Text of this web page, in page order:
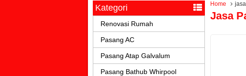
Home
Jasa
Kategori
Renovasi Rumah
Pasang AC
Pasang Atap Galvalum
Pasang Bathub Whirpool